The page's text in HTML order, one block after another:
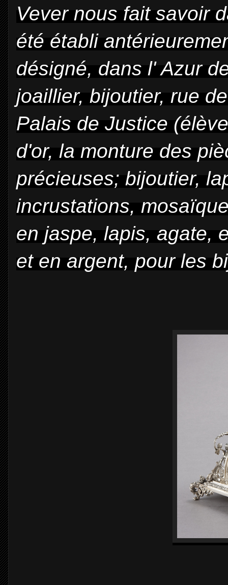
Vever nous fait savoir
été établi
désigné, dans l' Azur
joaillier, bijoutier, rue
Palais de Justice
d'or, la monture des
précieuses; bijoutier,
incrustations,
en jaspe, lapis, agate,
et en argent, pour les